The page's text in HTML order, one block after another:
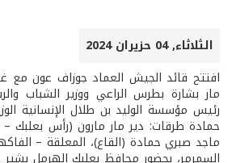
الثلاثاء, 04 حزيران 2024
افتتح قائد الجيش العماد جوزاف عون مع
مار بشارة بطرس الراعي ووزير الشباب
رئيس مؤسسة الوليد بن طلال الإنسانية
حمادة طرقات: دير مار مارون (رأس بعلبك –
ماجد صبري حمادة (القاع)، المعلقة –
السمرمر، بحضور محافظ بعلبك الهرمل